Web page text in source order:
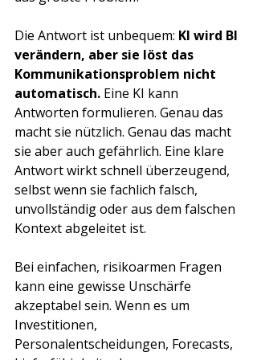
Die Antwort ist unbequem: KI wird BI
verändern, aber sie löst das
Kommunikationsproblem nicht
automatisch. Eine KI kann
Antworten formulieren. Genau das
macht sie nützlich. Genau das macht
sie aber auch gefährlich. Eine klare
Antwort wirkt schnell überzeugend,
selbst wenn sie fachlich falsch,
unvollständig oder aus dem falschen
Kontext abgeleitet ist.
Bei einfachen, risikoarmen Fragen
kann eine gewisse Unschärfe
akzeptabel sein. Wenn es um
Investitionen,
Personalentscheidungen, Forecasts,